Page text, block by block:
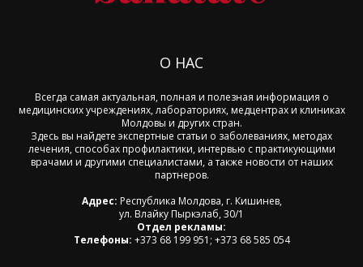
О НАС
Всегда самая актуальная, полная и полезная информация о
медицинских учреждениях, лабораториях, медцентрах и клиниках
Молдовы и других стран.
Здесь вы найдете экспертные статьи о заболеваниях, методах
лечения, способах профилактики, интервью с практикующими
врачами и другими специалистами, а также новости от наших
партнеров.
Адрес: Республика Молдова, г. Кишинев,
ул. Влайку Пыркэлаб, 30/1
Отдел рекламы:
Телефоны: +373 68 199 951; +373 68 585 054